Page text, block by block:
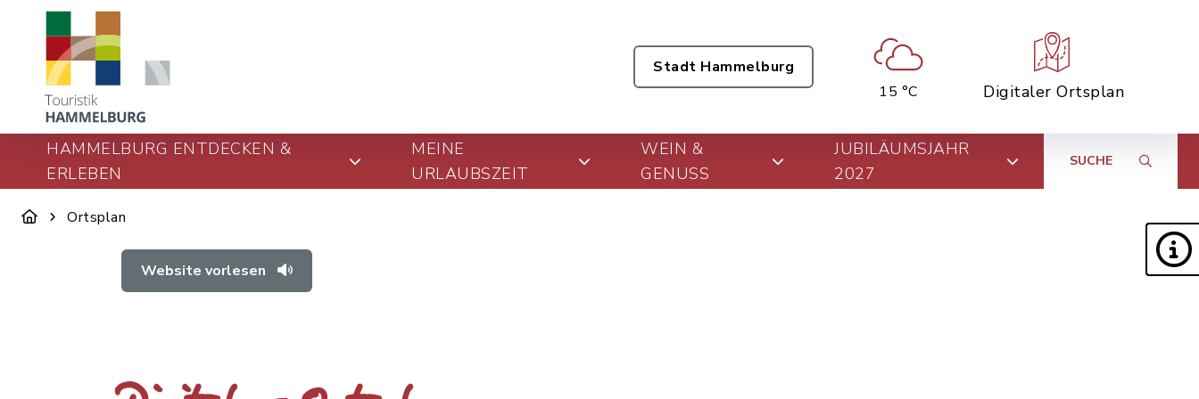
Stadt Hammelburg
15 °C
Digitaler Ortsplan
HAMMELBURG ENTDECKEN &
ERLEBEN
MEINE
URLAUBSZEIT
WEIN &
GENUSS
JUBILÄUMSJAHR
2027
SUCHE
Ortsplan
Website vorlesen